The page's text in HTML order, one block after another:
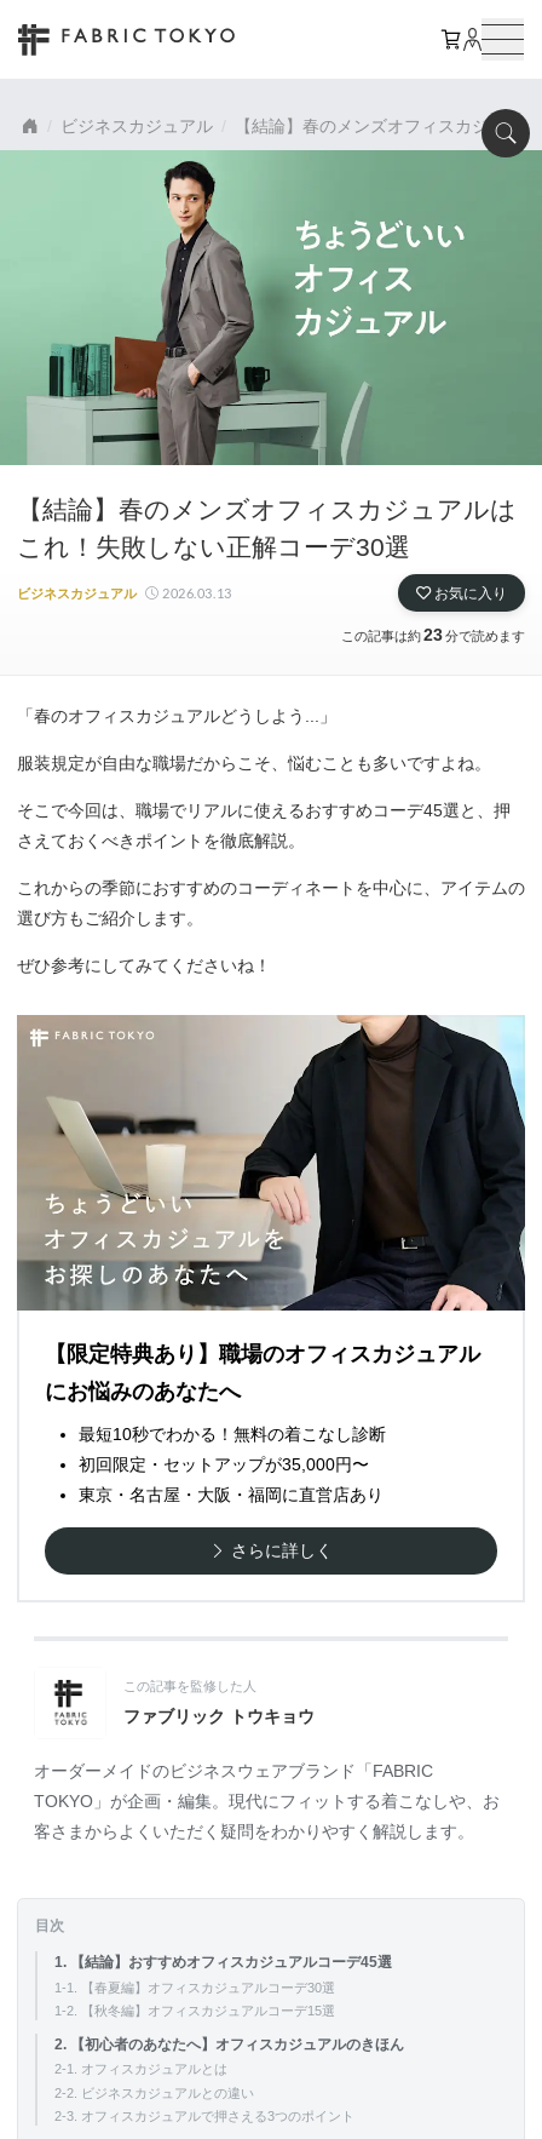
ビジネスカジュアル 【結論】春のメンズオフィスカジュア
【結論】春のメンズオフィスカジュアルは
これ！失敗しない正解コーデ30選
ビジネスカジュアル 2026.03.13 お気に入り
この記事は約23分で読めます
「春のオフィスカジュアルどうしよう...」
服装規定が自由な職場だからこそ、悩むことも多いですよね。
そこで今回は、職場でリアルに使えるおすすめコーデ45選と、押
さえておくべきポイントを徹底解説。
これからの季節におすすめのコーディネートを中心に、アイテムの
選び方もご紹介します。
ぜひ参考にしてみてくださいね！
【限定特典あり】職場のオフィスカジュアル
にお悩みのあなたへ
最短10秒でわかる！無料の着こなし診断
初回限定・セットアップが35,000円〜
東京・名古屋・大阪・福岡に直営店あり
さらに詳しく
この記事を監修した人
ファブリック トウキョウ
オーダーメイドのビジネスウェアブランド「FABRIC
TOKYO」が企画・編集。現代にフィットする着こなしや、お
客さまからよくいただく疑問をわかりやすく解説します。
目次
1. 【結論】おすすめオフィスカジュアルコーデ45選
1-1. 【春夏編】オフィスカジュアルコーデ30選
1-2. 【秋冬編】オフィスカジュアルコーデ15選
2. 【初心者のあなたへ】オフィスカジュアルのきほん
2-1. オフィスカジュアルとは
2-2. ビジネスカジュアルとの違い
2-3. オフィスカジュアルで押さえる3つのポイント